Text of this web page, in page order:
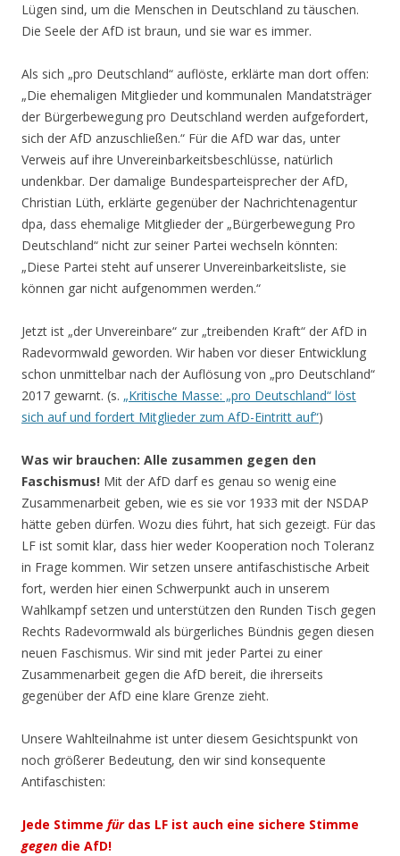
Lügen sind, um die Menschen in Deutschland zu täuschen.
Die Seele der AfD ist braun, und sie war es immer.
Als sich „pro Deutschland“ auflöste, erklärte man dort offen:
„Die ehemaligen Mitglieder und kommunalen Mandatsträger
der Bürgerbewegung pro Deutschland werden aufgefordert,
sich der AfD anzuschließen.“ Für die AfD war das, unter
Verweis auf ihre Unvereinbarkeitsbeschlüsse, natürlich
undenkbar. Der damalige Bundesparteisprecher der AfD,
Christian Lüth, erklärte gegenüber der Nachrichtenagentur
dpa, dass ehemalige Mitglieder der „Bürgerbewegung Pro
Deutschland“ nicht zur seiner Partei wechseln könnten:
„Diese Partei steht auf unserer Unvereinbarkeitsliste, sie
können gar nicht aufgenommen werden.“
Jetzt ist „der Unvereinbare“ zur „treibenden Kraft“ der AfD in
Radevormwald geworden. Wir haben vor dieser Entwicklung
schon unmittelbar nach der Auflösung von „pro Deutschland“
2017 gewarnt. (s. „Kritische Masse: „pro Deutschland“ löst
sich auf und fordert Mitglieder zum AfD-Eintritt auf“)
Was wir brauchen: Alle zusammen gegen den
Faschismus! Mit der AfD darf es genau so wenig eine
Zusammenarbeit geben, wie es sie vor 1933 mit der NSDAP
hätte geben dürfen. Wozu dies führt, hat sich gezeigt. Für das
LF ist somit klar, dass hier weder Kooperation noch Toleranz
in Frage kommen. Wir setzen unsere antifaschistische Arbeit
fort, werden hier einen Schwerpunkt auch in unserem
Wahlkampf setzen und unterstützen den Runden Tisch gegen
Rechts Radevormwald als bürgerliches Bündnis gegen diesen
neuen Faschismus. Wir sind mit jeder Partei zu einer
Zusammenarbeit gegen die AfD bereit, die ihrerseits
gegenüber der AfD eine klare Grenze zieht.
Unsere Wahlteilnahme ist unter diesem Gesichtspunkt von
noch größerer Bedeutung, den wir sind konsequente
Antifaschisten:
Jede Stimme fürdas LF ist auch eine sichere Stimme
gegen die AfD!